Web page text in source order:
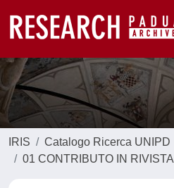
IRIS
Catalogo Ricerca UNIPD
01 CONTRIBUTO IN RIVISTA